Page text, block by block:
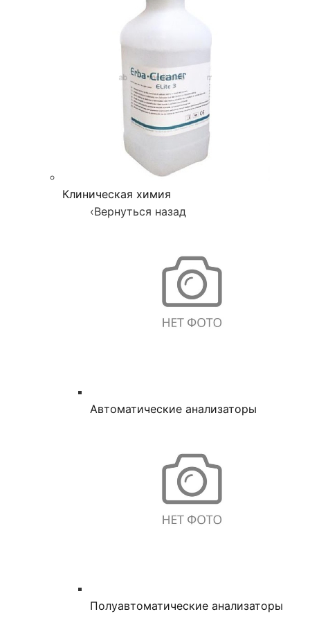
Клиническая химия
‹Вернуться назад
Автоматические анализаторы
Полуавтоматические анализаторы